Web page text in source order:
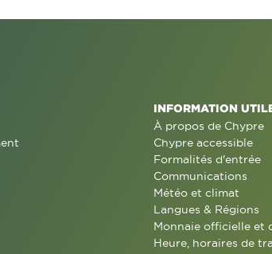
INFORMATION
À propos de Chypre
Chypre accessible
Formalités d'entrée
Communications
Météo et climat
Langues & Régions
Monnaie officielle et
Heure, horaires de